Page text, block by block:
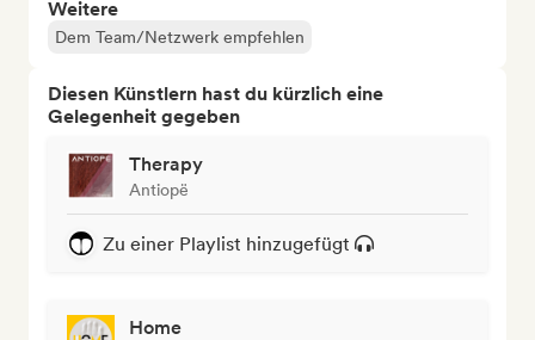
Weitere
Dem Team/Netzwerk empfehlen
Diesen Künstlern hast du kürzlich eine
Gelegenheit gegeben
Therapy
Antiopë
Zu einer Playlist hinzugefügt
Home